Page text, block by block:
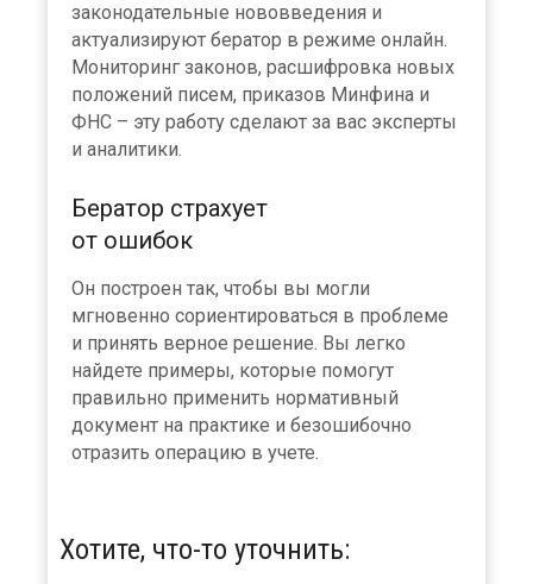
законодательные нововведения и
актуализируют бератор в режиме онлайн.
Мониторинг законов, расшифровка новых
положений писем, приказов Минфина и
ФНС – эту работу сделают за вас эксперты
и аналитики.
Бератор страхует
от ошибок
Он построен так, чтобы вы могли
мгновенно сориентироваться в проблеме
и принять верное решение. Вы легко
найдете примеры, которые помогут
правильно применить нормативный
документ на практике и безошибочно
отразить операцию в учете.
Хотите, что-то уточнить: